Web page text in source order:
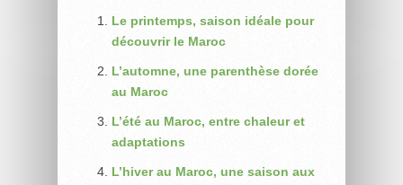
Le printemps, saison idéale pour
découvrir le Maroc
L’automne, une parenthèse dorée
au Maroc
L’été au Maroc, entre chaleur et
adaptations
L’hiver au Maroc, une saison aux